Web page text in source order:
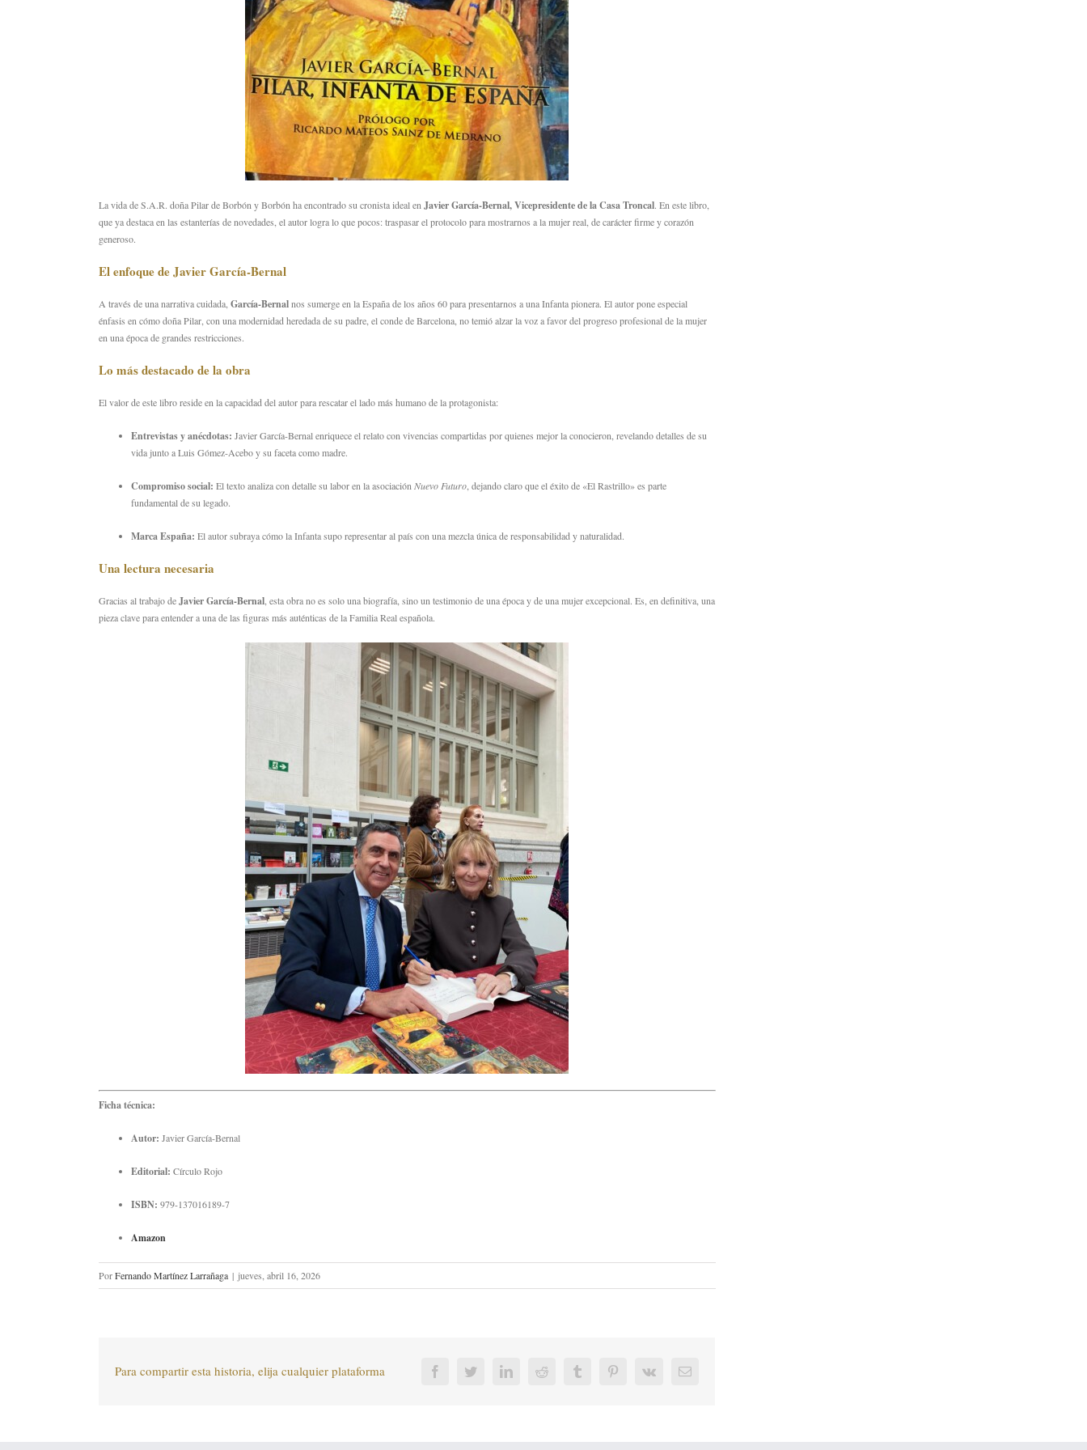
La vida de S.A.R. doña Pilar de Borbón y Borbón ha encontrado su cronista ideal en Javier García-Bernal, Vicepresidente de la Casa Troncal. En este libro,
que ya destaca en las estanterías de novedades, el autor logra lo que pocos: traspasar el protocolo para mostrarnos a la mujer real, de carácter firme y corazón
generoso.
El enfoque de Javier García-Bernal
A través de una narrativa cuidada, García-Bernalnos sumerge en la España de los años 60 para presentarnos a una Infanta pionera. El autor pone especial
énfasis en cómo doña Pilar, con una modernidad heredada de su padre, el conde de Barcelona, no temió alzar la voz a favor del progreso profesional de la mujer
en una época de grandes restricciones.
Lo más destacado de la obra
El valor de este libro reside en la capacidad del autor para rescatar el lado más humano de la protagonista:
Entrevistas y anécdotas: Javier García-Bernal enriquece el relato con vivencias compartidas por quienes mejor la conocieron, revelando detalles de su
vida junto a Luis Gómez-Acebo y su faceta como madre.
Compromiso social: El texto analiza con detalle su labor en la asociación Nuevo Futuro dejando claro que el éxito de «El Rastrillo» es parte
fundamental de su legado.
Marca España: El autor subraya cómo la Infanta supo representar al país con una mezcla única de responsabilidad y naturalidad.
Una lectura necesaria
Gracias al trabajo deJavier García-Bernal esta obra no es solo una biografía, sino un testimonio de una época y de una mujer excepcional. Es, en definitiva, una
pieza clave para entender a una de las figuras más auténticas de la Familia Real española.
Ficha técnica:
Autor: Javier García-Bernal
Editorial: Círculo Rojo
ISBN: 979-137016189-7
Amazon
PorFernando Martínez Larrañaga | jueves, abril 16, 2026
Para compartir esta historia, elija cualquier plataforma FacebookTwitterLinkedInReddit Tumblr PinterestVk
Correo